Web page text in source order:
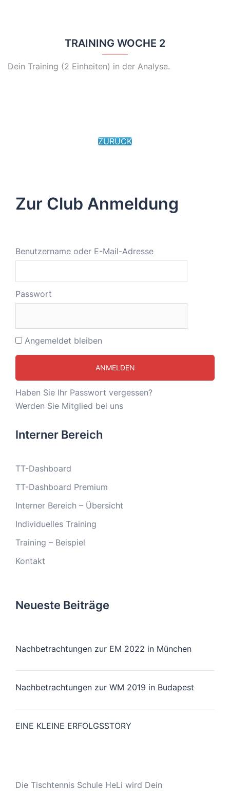
TRAINING WOCHE 2
Dein Training (2 Einheiten) in der Analyse.
ZURÜCK
Zur Club Anmeldung
Benutzername oder E-Mail-Adresse
Passwort
Angemeldet bleiben
Haben Sie Ihr Passwort vergessen?
Werden Sie Mitglied bei uns
Interner Bereich
TT-Dashboard
TT-Dashboard Premium
Interner Bereich – Übersicht
Individuelles Training
Training – Beispiel
Kontakt
Neueste Beiträge
Nachbetrachtungen zur EM 2022 in München
Nachbetrachtungen zur WM 2019 in Budapest
EINE KLEINE ERFOLGSSTORY
Die Tischtennis Schule HeLi wird Dein